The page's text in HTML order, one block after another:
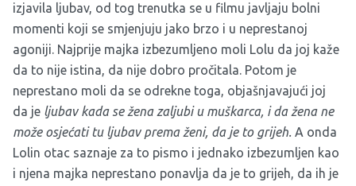
izjavila ljubav, od tog trenutka se u filmu javljaju bolni
momenti koji se smjenjuju jako brzo i u neprestanoj
agoniji. Najprije majka izbezumljeno moli Lolu da joj kaže
da to nije istina, da nije dobro pročitala. Potom je
neprestano moli da se odrekne toga, objašnjavajući joj
da je ljubav kada se žena zaljubi u muškarca, i da žena ne
može osjećati tu ljubav prema ženi, da je to grijeh. A onda
Lolin otac saznaje za to pismo i jednako izbezumljen kao
i njena majka neprestano ponavlja da je to grijeh, da ih je